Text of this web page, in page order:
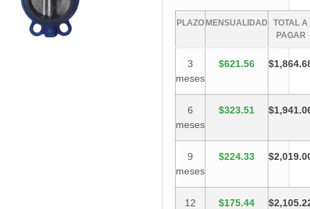
PLAZO MENSUALIDAD
TOTAL A
PAGAR
3
meses
$621.56
6
meses
$323.51
9
meses
$224.33
12
$175.44